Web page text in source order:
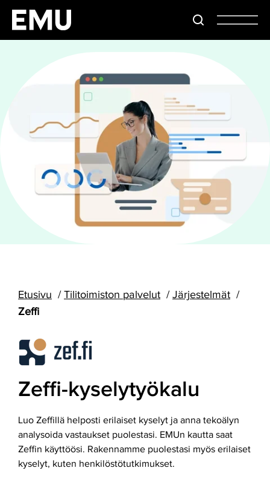
Etusivu Tilitoimiston palvelut
Järjestelmät
Zeffi
Zeffi-kyselytyökalu
Luo Zeffillä helposti erilaiset kyselyt ja anna tekoälyn
analysoida vastaukset puolestasi. EMUn kautta saat
Zeffin käyttöösi. Rakennamme puolestasi myös erilaiset
kyselyt, kuten henkilöstötutkimukset.